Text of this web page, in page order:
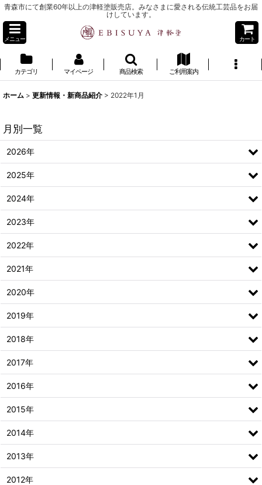
青森市にて創業60年以上の津軽塗販売店。みなさまに愛される伝統工芸品をお届
けしています。
メニュー カート
カテゴリ マイページ 商品検索 ご利用案内
ホーム > 更新情報・新商品紹介 > 2022年1月
月別一覧
2026年
2025年
2024年
2023年
2022年
2021年
2020年
2019年
2018年
2017年
2016年
2015年
2014年
2013年
2012年